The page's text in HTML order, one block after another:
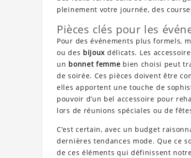
pleinement votre journée, des
Pièces clés pour les
Pour des événements plus formels,
ou des bijoux délicats. Les
un bonnet femme bien choisi peut
de soirée. Ces pièces doivent être
elles apportent une touche de
pouvoir d’un bel accessoire pour
lors de réunions spéciales ou de
C’est certain, avec un budget
dernières tendances mode. Que ce
de ces éléments qui définissent